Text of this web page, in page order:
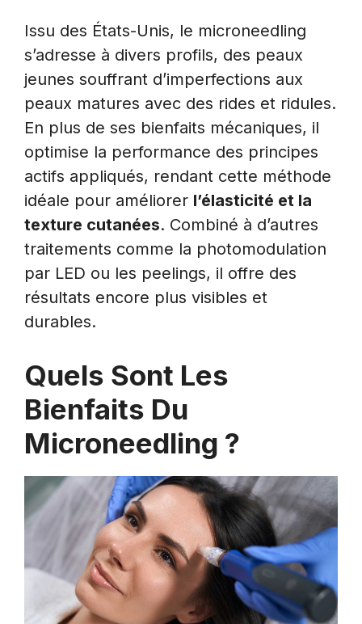
Issu des États-Unis, le microneedling
s’adresse à divers profils, des peaux
jeunes souffrant d’imperfections aux
peaux matures avec des rides et ridules.
En plus de ses bienfaits mécaniques, il
optimise la performance des principes
actifs appliqués, rendant cette méthode
idéale pour améliorer l’élasticité et la
texture cutanées. Combiné à d’autres
traitements comme la photomodulation
par LED ou les peelings, il offre des
résultats encore plus visibles et
durables.
Quels Sont Les
Bienfaits Du
Microneedling ?